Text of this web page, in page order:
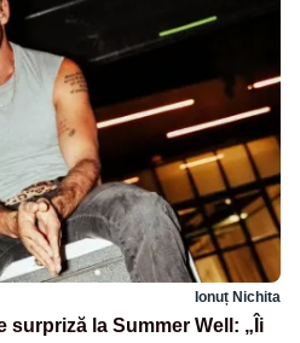
Ionuț Nichita
surpriză la Summer Well: „Îi